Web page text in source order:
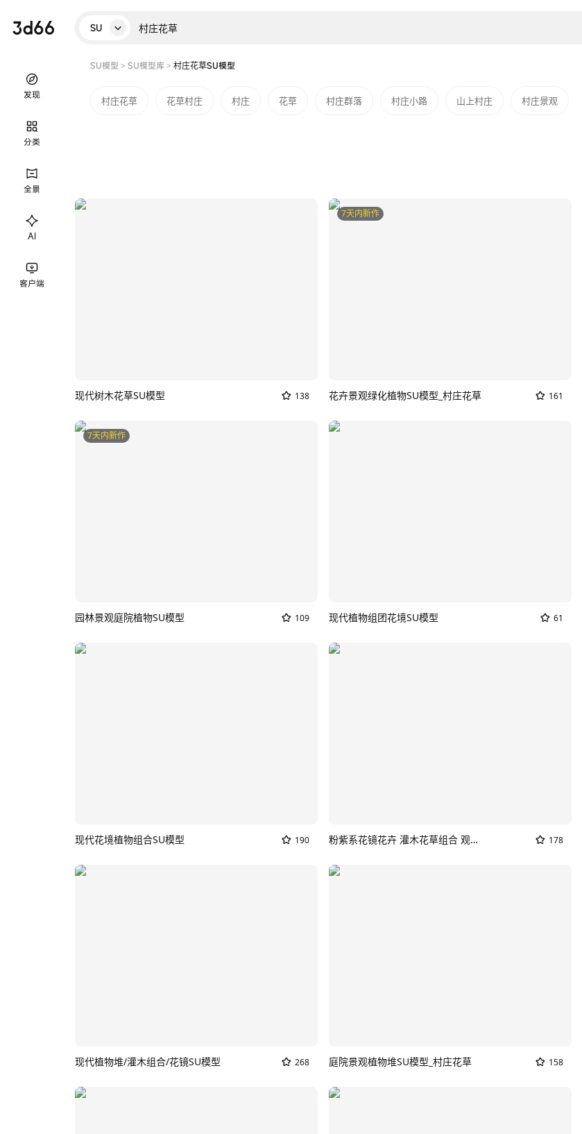
SU
发现
分类
全景
AI
客户端
SU模型 > SU模型库> 村庄花草SU模型
村庄花草 花草村庄 村庄 花草 村庄群落 村庄小路 山上村庄 村庄景观
现代树木花草SU模型 138
7天内新作
花卉景观绿化植物SU模型_村庄花草 161
7天内新作
园林景观庭院植物SU模型 109 现代植物组团花境SU模型 61
现代花境植物组合SU模型 190 粉紫系花镜花卉 灌木花草组合 观赏草草堆 植物景观搭配 庭院花园景观SU模型 178
现代植物堆/灌木组合/花镜SU模型 268 庭院景观植物堆SU模型_村庄花草 158